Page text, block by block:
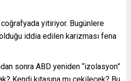
yitiriyor. Bugünlere
iddia edilen karizması fena
sonra ABD yeniden “izolasyon”
Kendi kıtasına mı çekilecek? Bu